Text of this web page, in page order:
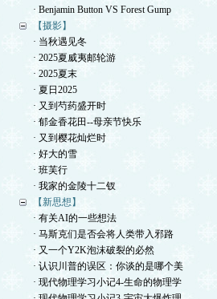
· Benjamin Button VS Forest Gump
【摄影】
· 当秋遇见冬
· 2025夏威夷邮轮游
· 2025夏末
· 夏日2025
· 又到芍药盛开时
· 郁金香花田--母亲节快乐
· 又到樱花灿烂时
· 好大的雪
· 班芙行
· 我家的金陵十二钗
【新思想】
· 有关AI的一些想法
· 马斯克们是否会将人类带入邪路
· 又一个Y2K泡沫破裂的必然
· 认识川普的误区：你谈的是哪个美
· 现代物理学习小记4-生命的物理学